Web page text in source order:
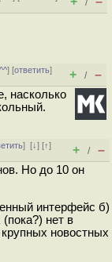
/
] [ответить]
+ / –
насколько
][↓] [↑]
+ / –
Но до 10 он
интерфейс б)
нет в
новостных